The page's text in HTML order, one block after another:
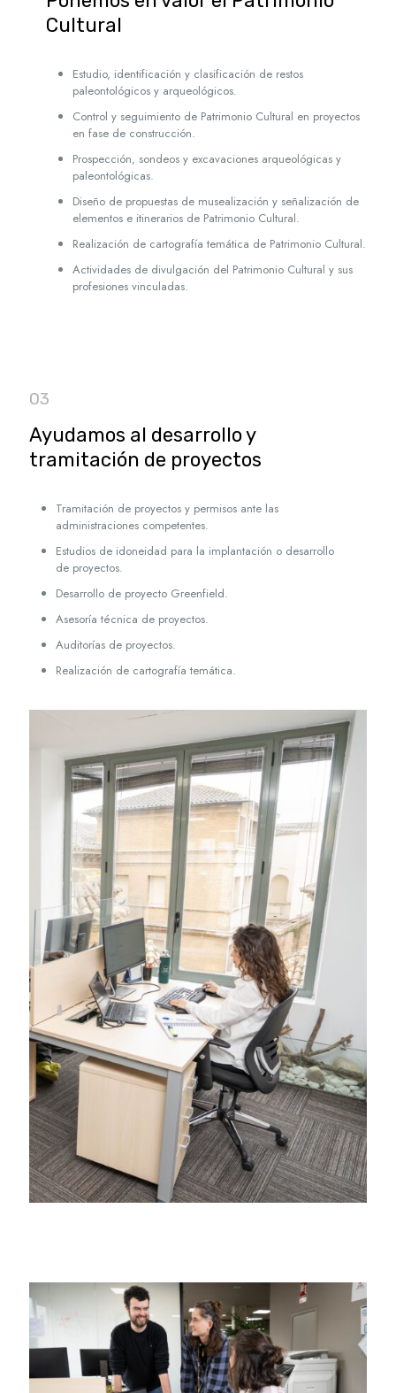
Cultural
Estudio, identificación y clasificación de restos
paleontológicos y arqueológicos.
Control y seguimiento de Patrimonio Cultural en proyectos
en fase de construcción.
Prospección, sondeos y excavaciones arqueológicas y
paleontológicas.
Diseño de propuestas de musealización y señalización de
elementos e itinerarios de Patrimonio Cultural.
Realización de cartografía temática de Patrimonio Cultural.
Actividades de divulgación del Patrimonio Cultural y sus
profesiones vinculadas.
03
Ayudamos al desarrollo y
tramitación de proyectos
Tramitación de proyectos y permisos ante las
administraciones competentes.
Estudios de idoneidad para la implantación o desarrollo
de proyectos.
Desarrollo de proyecto Greenfield.
Asesoría técnica de proyectos.
Auditorías de proyectos.
Realización de cartografía temática.